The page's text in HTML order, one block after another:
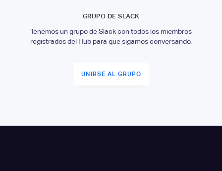
GRUPO DE SLACK
Tenemos un grupo de Slack con todos los miembros
registrados del Hub para que sigamos conversando.
UNIRSE AL GRUPO